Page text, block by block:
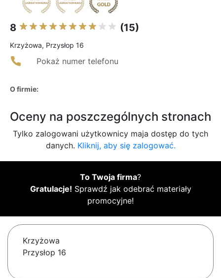
8 (15)
Krzyżowa, Przysłop 16
Pokaż numer telefonu
O firmie:
Oceny na poszczególnych stronach
Tylko zalogowani użytkownicy maja dostęp do tych
danych. Kliknij, aby się zalogować.
To Twoja firma?
Gratulacje! Sprawdź jak odebrać materiały
promocyjne!
Krzyżowa
Przysłop 16